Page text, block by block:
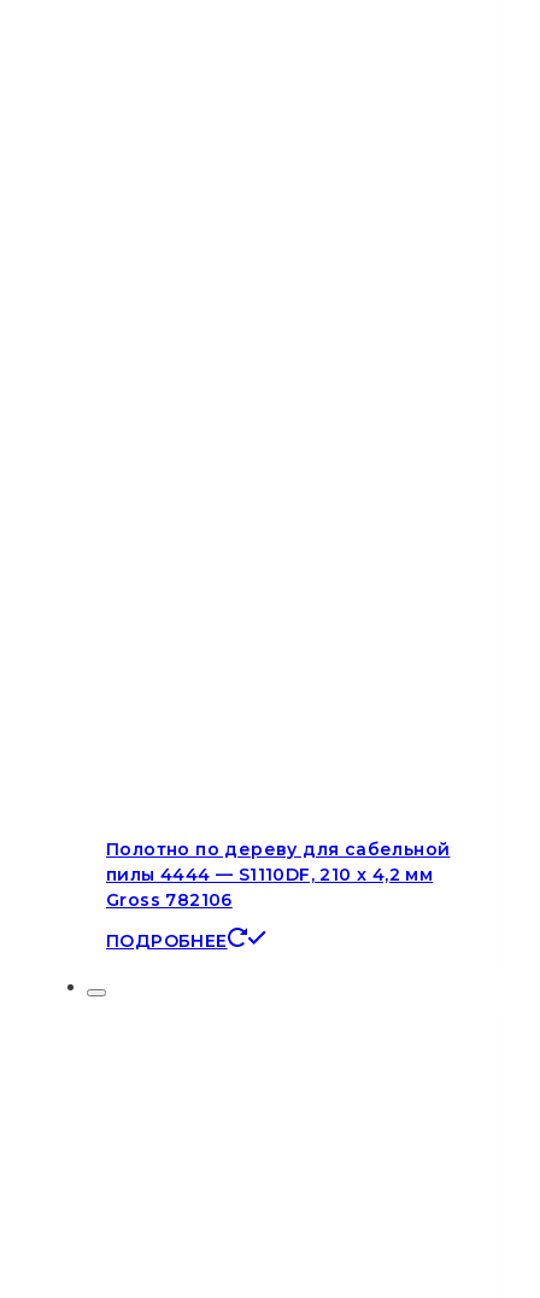
Полотно по дереву для сабельной
пилы 4444 — S1110DF, 210 x 4,2 мм
Gross 782106
ПОДРОБНЕЕ